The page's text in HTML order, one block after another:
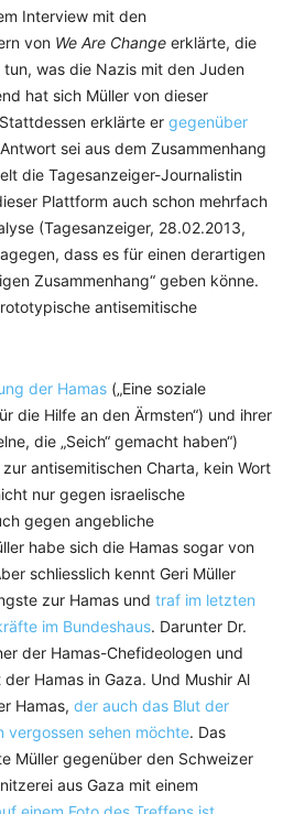
Interview mit den
von We Are Change erklärte, die
was die Nazis mit den Juden
hat sich Müller von dieser
erklärte er gegenüber
sei aus dem Zusammenhang
die Tagesanzeiger-Journalistin
Plattform auch schon mehrfach
(Tagesanzeiger, 28.02.2013,
dass es für einen derartigen
Zusammenhang“ geben könne.
antisemitische
der Hamas („Eine soziale
die Hilfe an den Ärmsten“) und ihrer
die „Seich“ gemacht haben“)
antisemitischen Charta, kein Wort
nur gegen israelische
gegen angebliche
habe sich die Hamas sogar von
schliesslich kennt Geri Müller
zur Hamas und traf im letzten
im Bundeshaus. Darunter Dr.
der Hamas-Chefideologen und
Hamas in Gaza. Und Mushir Al
Hamas, der auch das Blut der
vergossen sehen möchte. Das
Müller gegenüber den Schweizer
aus Gaza mit einem